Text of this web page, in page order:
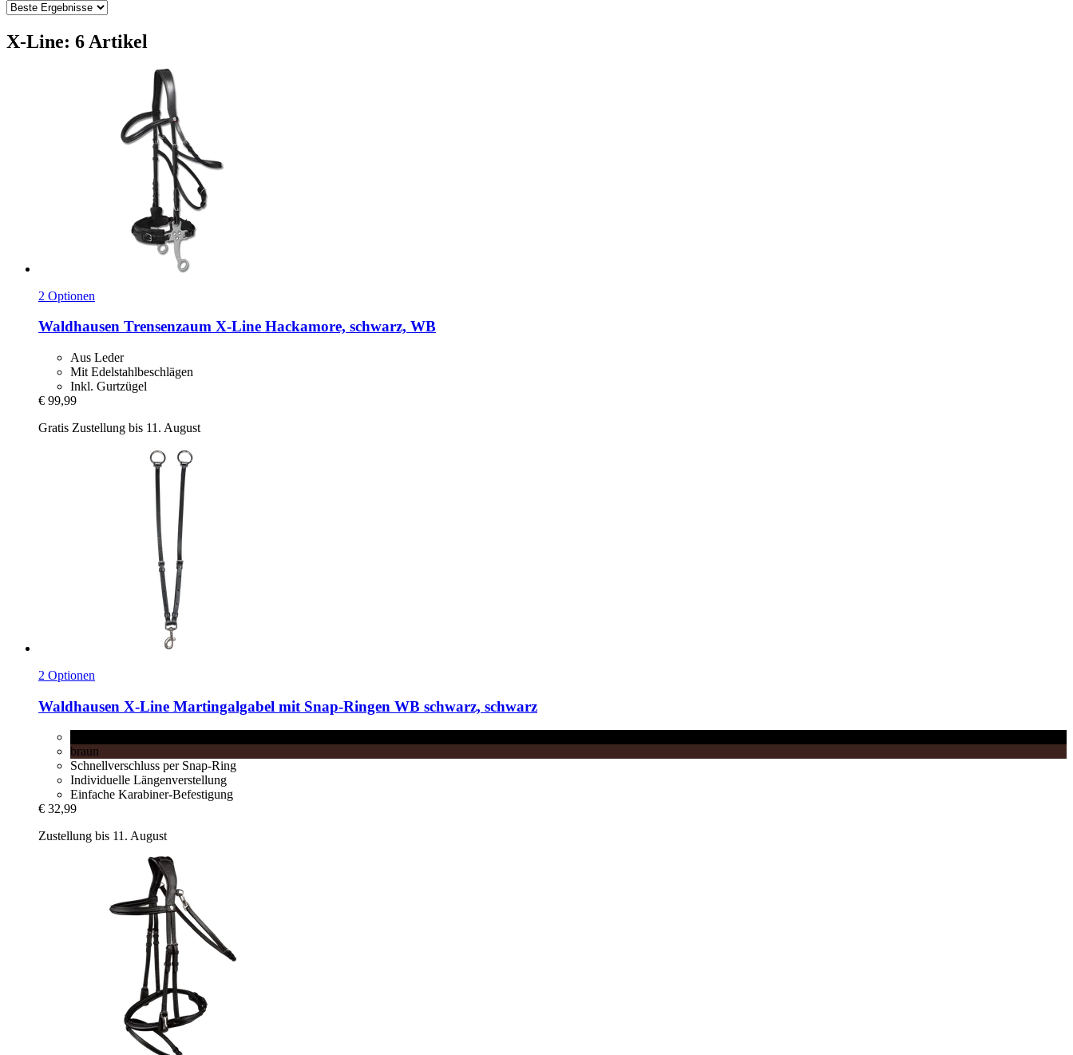
X-Line: 6 Artikel
2 Optionen
Waldhausen Trensenzaum X-​Line Hackamore, schwarz, WB
Aus Leder
Mit Edelstahlbeschlägen
Inkl. Gurtzügel
€ 99,99
Gratis Zustellung bis 11. August
2 Optionen
Waldhausen X-​Line Martingalgabel mit Snap-​Ringen WB schwarz, schwarz
braun
Schnellverschluss per Snap-Ring
Individuelle Längenverstellung
Einfache Karabiner-Befestigung
€ 32,99
Zustellung bis 11. August